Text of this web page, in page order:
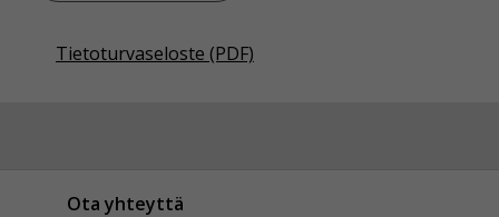
Tietoturvaseloste (PDF)
Ota yhteyttä